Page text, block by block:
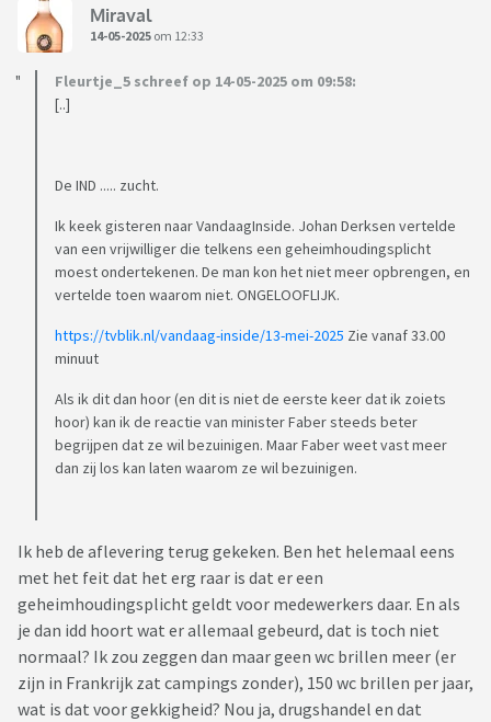
Miraval
14-05-2025 om 12:33
Fleurtje_5 schreef op 14-05-2025 om 09:58:
[..]
De IND ..... zucht.
Ik keek gisteren naar VandaagInside. Johan Derksen vertelde
van een vrijwilliger die telkens een geheimhoudingsplicht
moest ondertekenen. De man kon het niet meer opbrengen, en
vertelde toen waarom niet. ONGELOOFLIJK.
https://tvblik.nl/vandaag-inside/13-mei-2025 Zie vanaf 33.00
minuut
Als ik dit dan hoor (en dit is niet de eerste keer dat ik zoiets
hoor) kan ik de reactie van minister Faber steeds beter
begrijpen dat ze wil bezuinigen. Maar Faber weet vast meer
dan zij los kan laten waarom ze wil bezuinigen.
Ik heb de aflevering terug gekeken. Ben het helemaal eens
met het feit dat het erg raar is dat er een
geheimhoudingsplicht geldt voor medewerkers daar. En als
je dan idd hoort wat er allemaal gebeurd, dat is toch niet
normaal? Ik zou zeggen dan maar geen wc brillen meer (er
zijn in Frankrijk zat campings zonder), 150 wc brillen per jaar,
wat is dat voor gekkigheid? Nou ja, drugshandel en dat